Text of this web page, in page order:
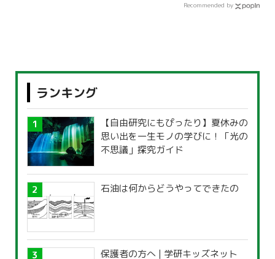
Recommended by
ランキング
【自由研究にもぴったり】夏休みの
思い出を一生モノの学びに！「光の
不思議」探究ガイド
石油は何からどうやってできたの
保護者の方へ | 学研キッズネット